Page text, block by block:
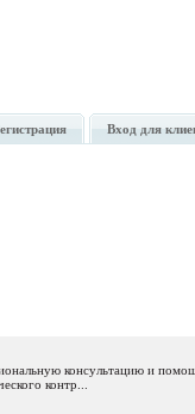
Вход для
консультацию и
контр...